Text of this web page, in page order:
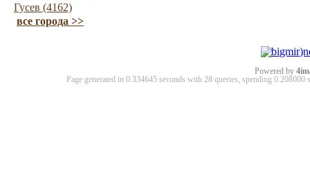
Гусев (4162)
все города >>
Powered by
Page generated in 0.334645 seconds with 28 queries, spending